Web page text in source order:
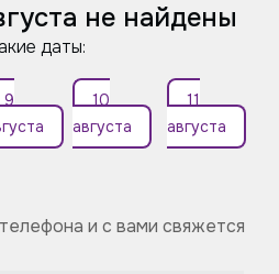
не найдены
даты:
9
10
августа
11
августа
и с вами свяжется